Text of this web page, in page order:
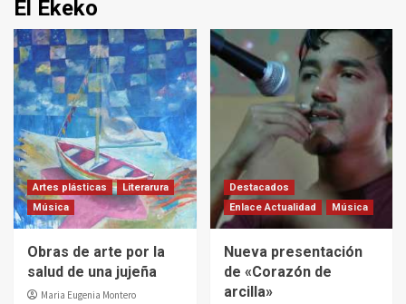
El Ekeko
Artes plásticas
Literarura
Música
Obras de arte por la
salud de una jujeña
Maria Eugenia Montero
Destacados
Enlace Actualidad
Música
Nueva presentación
de «Corazón de
arcilla»